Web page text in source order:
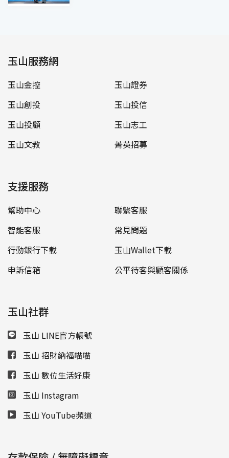
玉山服務網
玉山金控
玉山證券
玉山創投
玉山投信
玉山投顧
玉山志工
玉山文教
菁英招募
支援服務
幫助中心
聯繫客服
智能客服
常見問題
行動銀行下載
玉山Wallet下載
申訴信箱
公平待客與顧客關係
玉山社群
玉山 LINE官方帳號
玉山 招財納福喵喵
玉山 數位生活好康
玉山 Instagram
玉山 YouTube頻道